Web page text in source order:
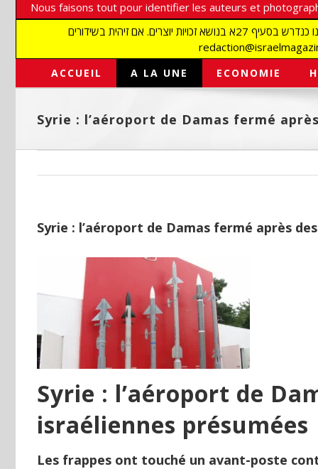
Nous faisons tout pour identifier les auteurs et
אנו עושים הכל כדי לזהות סופרים וצלמים על מנת לכבד את זכויותיהם. אנו מכבדים זכויות יוצרים ושואפים לאתר את בעלי הזכויות בתמונות המגיעות אלינו כנדרש בסעיף 27א בנושא זכויות יוצרים. אם זיהית בשידורים
ACCUEIL A LA UNE ECONOMIE
Syrie : l’aéroport de Damas fermé
Syrie : l’aéroport de Damas fermé après
Syrie : l’aéroport de
israéliennes présumées
Les frappes ont touché un avant-poste